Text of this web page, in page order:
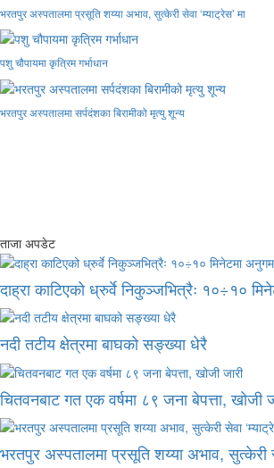
भरतपुर अस्पतालमा प्रसूति शय्या अभाव, सुत्केरी सेवा ‘म्याट्रेस’ मा
पशु चौपायमा कृत्रिम गर्भाधान
भरतपुर अस्पतालमा सर्पदंशका बिरामीको मृत्यु शून्य
ताजा अपडेट
दाह्रा काटिएको ध्रुर्वे निकुञ्जभित्रैः १०÷१०
नदी तटीय क्षेत्रमा बाघको सङ्ख्या धेरै
चितवनबाट गत एक वर्षमा ८९ जना बेपत्ता, खोजी
भरतपुर अस्पतालमा प्रसूति शय्या अभाव, सुत्केरी